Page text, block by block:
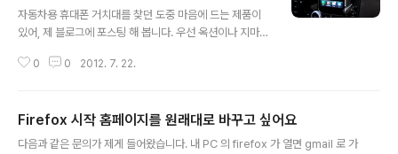
시야를 가리지 않아 만족스러워
자동차용 휴대폰 거치대를 찾던 도중 마음에 드는 제품이
있어, 제 블로그에 포스팅 해 봅니다. 우선 옥션이나 지마켓
고 검색하면 다음과 같은 제품들이 나옵니다. 어떤 제품은
데, 저는 개인적으로 아래 모델이 마음에 듭니다.
0 0 2012. 7. 22.
Firefox 시작 홈페이지를 원래대로 바꾸고 싶어요
다음과 같은 문의가 제게 들어왔습니다. 내 PC 의 firefox 가 열면 gmail 로 가